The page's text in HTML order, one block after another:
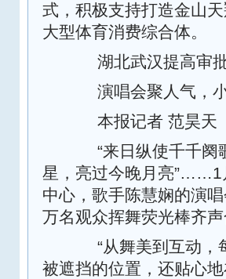
式，积极支持打造金山
大型体育消费综合体。
湖北武汉提高审
演唱会聚人气，小
本报记者 范昊天
“来日纵使千千阕
星，亮过今晚月亮”……1
中心，歌手陈慧娴的演
万名观众挥舞荧光棒齐声
“从舞美到互动，
被遮挡的位置，还贴心